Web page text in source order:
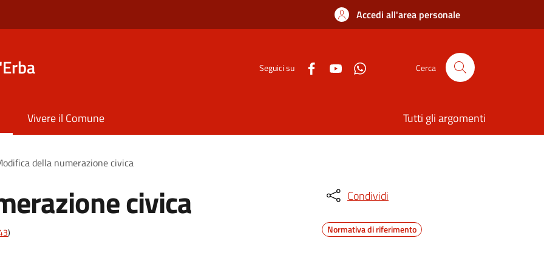
Accedi all'area personale
Seguici su Cerca
Vivere il Comune Tutti gli argomenti
della numerazione civica
civica
)
Condividi
Normativa di riferimento